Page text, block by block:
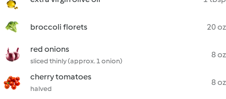
broccoli florets 20 oz
red onions
sliced thinly (approx. 1 onion)
8 oz
cherry tomatoes
halved
8 oz